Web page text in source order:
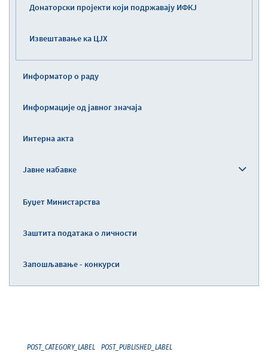
Донаторски пројекти који подржавају ИФКЈ
Извештавање ка ЦЈХ
Информатор о раду
Информације од јавног значаја
Интерна акта
Јавне набавке
Буџет Министарства
Заштита података о личности
Запошљавање - конкурси
POST_CATEGORY_LABEL POST_PUBLISHED_LABEL